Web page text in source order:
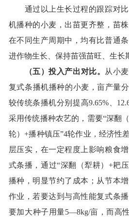
通过以上生长过程的跟踪对比
机播种的小麦，出苗更齐整 ，苗
在不同生产周期中 ，均有比普通
进作物生长、保持苗强苗旺、生长
（五）投入产出对比。 从小
复式条播机播种的小麦，亩产量
较传统条播机分别提高9.65%、
采用传统播种农艺的 ，需要“深翻
轮）+播种镇压”4轮作业，经济性
层压实，在一定程度上影响粮食
式条播，通过“深翻（犁耕）+耙
播种，明显节约了成本 ； 从节本
作业，若要达到与高性能复式条
要加大种子用量5—8kg/亩，而高